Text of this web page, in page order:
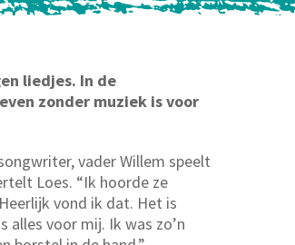
liedjes. In de
zonder muziek is voor
vader Willem speelt
Loes. “Ik hoorde ze
vond ik dat. Het is
alles voor mij. Ik was zo’n